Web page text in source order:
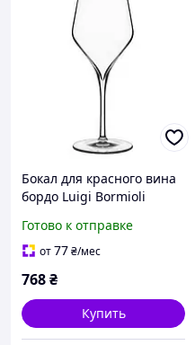
Бокал для красного вина
бордо Luigi Bormioli
прозрачное премиум
стекло на тонкой ножке
Готово к отправке
от77₴/мес
768₴
Купить